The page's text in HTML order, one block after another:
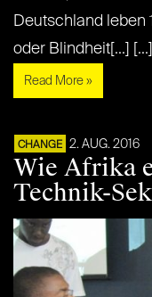
Deutschland leben
oder Blindheit[...] [...]
Read More »
CHANGE 2. AUG. 2016
Wie Afrika
Technik-